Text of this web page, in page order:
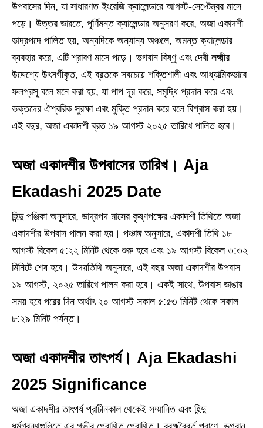
উপবাসের দিন, যা সাধারণত ইংরেজি ক্যালেন্ডারে আগস্ট-সেপ্টেম্বর মাসে
পড়ে। উত্তর ভারতে, পূর্ণিমন্ত ক্যালেন্ডার অনুসরণ করে, অজা একাদশী
ভাদ্রপদে পালিত হয়, অন্যদিকে অন্যান্য অঞ্চলে, অমন্ত ক্যালেন্ডার
ব্যবহার করে, এটি শ্রাবণ মাসে পড়ে। ভগবান বিষ্ণু এবং দেবী লক্ষ্মীর
উদ্দেশ্যে উৎসর্গীকৃত, এই ব্রতকে সবচেয়ে শক্তিশালী এবং আধ্যাত্মিকভাবে
ফলপ্রসূ বলে মনে করা হয়, যা পাপ দূর করে, সমৃদ্ধি প্রদান করে এবং
ভক্তদের ঐশ্বরিক সুরক্ষা এবং মুক্তি প্রদান করে বলে বিশ্বাস করা হয়।
এই বছর, অজা একাদশী ব্রত ১৯ আগস্ট ২০২৫ তারিখে পালিত হবে।
অজা একাদশীর উপবাসের তারিখ। Aja
Ekadashi 2025 Date
হিন্দু পঞ্জিকা অনুসারে, ভাদ্রপদ মাসের কৃষ্ণপক্ষের একাদশী তিথিতে অজা
একাদশীর উপবাস পালন করা হয়। পঞ্চাঙ্গ অনুসারে, একাদশী তিথি ১৮
আগস্ট বিকেল ৫:২২ মিনিট থেকে শুরু হবে এবং ১৯ আগস্ট বিকেল ৩:৩২
মিনিটে শেষ হবে। উদয়তিথি অনুসারে, এই বছর অজা একাদশীর উপবাস
১৯ আগস্ট, ২০২৫ তারিখে পালন করা হবে। একই সাথে, উপবাস ভাঙার
সময় হবে পরের দিন অর্থাৎ ২০ আগস্ট সকাল ৫:৫৩ মিনিট থেকে সকাল
৮:২৯ মিনিট পর্যন্ত।
অজাএকাদশীর তাৎপর্য। Aja Ekadashi
2025 Significance
অজা একাদশীর তাৎপর্য প্রাচীনকাল থেকেই সম্মানিত এবং হিন্দু